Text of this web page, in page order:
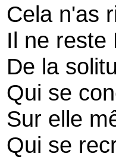
Cela n'as
Il ne reste
De la
Qui se
Sur elle
Qui se